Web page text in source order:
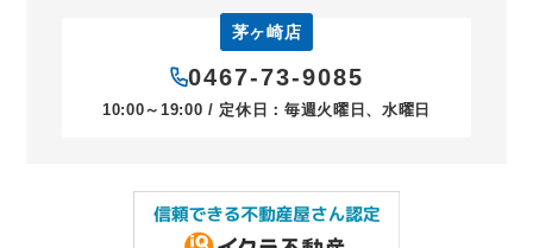
茅ヶ崎店
0467-73-9085
10:00～19:00 / 定休日：毎週火曜日、水曜日